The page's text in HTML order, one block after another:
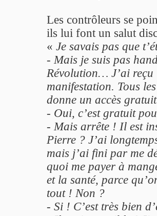
Les contrôleurs se
ils lui font un salut
« Je savais pas que
- Mais je suis pas
Révolution… J’ai
manifestation. Tous
donne un accès
- Oui, c’est gratuit
- Mais arrête ! Il est
Pierre ? J’ai
mais j’ai fini par me
quoi me payer à
et la santé, parce
tout ! Non ?
- Si ! C’est très bien